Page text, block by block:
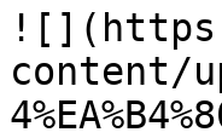
content/